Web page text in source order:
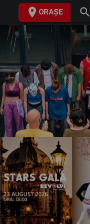
placeORAȘE search